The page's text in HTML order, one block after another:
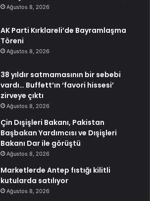
Ağustos 8, 2026
AK Parti Kırklareli’de Bayramlaşma
Töreni
Ağustos 8, 2026
38 yıldır satmamasının bir sebebi
vardı… Buffett’ın ‘favori hissesi’
zirveye çıktı
Ağustos 8, 2026
Çin Dışişleri Bakanı, Pakistan
Başbakan Yardımcısı ve Dışişleri
Bakanı Dar ile görüştü
Ağustos 8, 2026
Marketlerde Antep fıstığı kilitli
kutularda satılıyor
Ağustos 8, 2026